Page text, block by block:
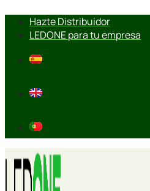
contenido
Hazte Distribuidor
LEDONE para tu empresa